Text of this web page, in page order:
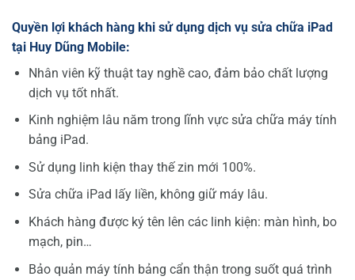
Quyền lợi khách hàng khi sửdụng dịch vụ sửa chữa iPad
tại Huy Dũng Mobile:
Nhân viên kỹ thuật tay nghề cao, đảm bảo chất lượng
dịch vụ tốt nhất.
Kinh nghiệm lâu năm trong lĩnh vực sửa chữa máy tính
bảng iPad.
Sử dụng linh kiện thay thế zin mới 100%.
Sửa chữa iPad lấy liền, không giữ máy lâu.
Khách hàng được ký tên lên các linh kiện: màn hình, bo
mạch, pin…
Bảo quản máy tính bảng cẩn thận trong suốt quá trình